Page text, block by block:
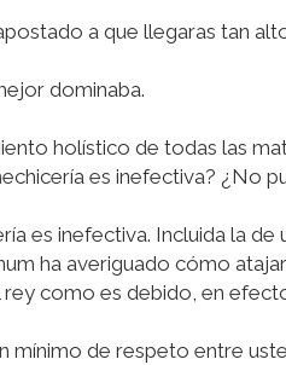
a que llegaras tan
dominaba.
holístico de todas las
es inefectiva? ¿No
es inefectiva. Incluida la
ha averiguado cómo
como es debido, en
mínimo de respeto entre